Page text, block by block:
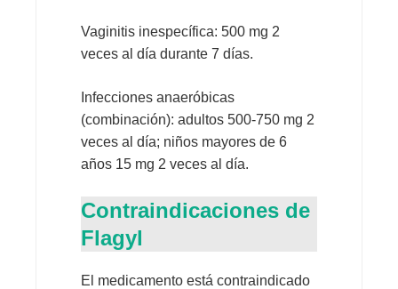
Vaginitis inespecífica: 500 mg 2
veces al día durante 7 días.
Infecciones anaeróbicas
(combinación): adultos 500-750 mg 2
veces al día; niños mayores de 6
años 15 mg 2 veces al día.
Contraindicaciones de
Flagyl
El medicamento está contraindicado